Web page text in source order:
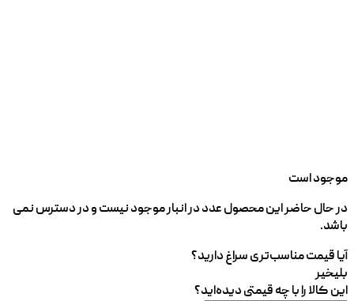
موجود است
در حال حاضر این محصول عدد در انبار موجود نیست و در دسترس نمی
باشد.
آیا قیمت مناسب‌تری سراغ دارید؟
بلیخیر
این کالا را با چه قیمتی دیده‌اید؟